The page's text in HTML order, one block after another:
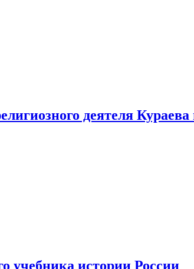
деятеля
учебника истории России